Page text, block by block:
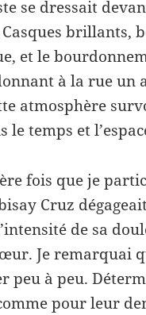
se dressait
brillants,
et le
à la rue un
atmosphère
le temps et
fois que je
Cruz
de sa
Je remarquai
peu à peu.
pour leur